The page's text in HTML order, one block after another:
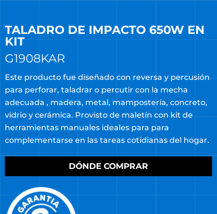
TALADRO DE IMPACTO 650W EN
KIT
G1908KAR
Este producto fue diseñado con reversa y percusión
para perforar, taladrar o percutir con la mecha
adecuada , madera, metal, mampostería, concreto,
vidrio y cerámica. Provisto de maletín con kit de
herramientas manuales ideales para para
complementarse en las tareas cotidianas del hogar.
DÓNDE COMPRAR